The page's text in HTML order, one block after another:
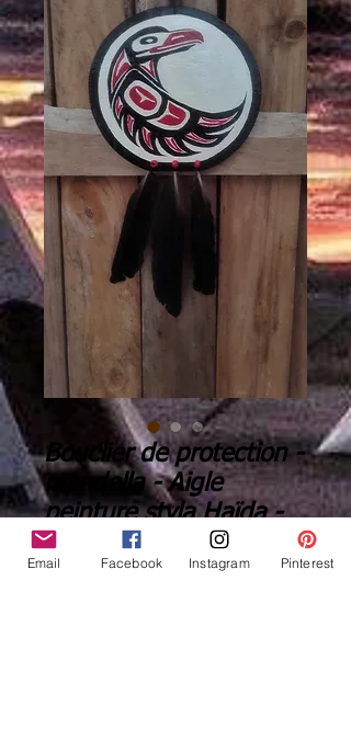
Bouclier de protection -
mandella - Aigle
peinture styla Haïda -
ref: M 200502
Email Facebook Instagram Pinterest